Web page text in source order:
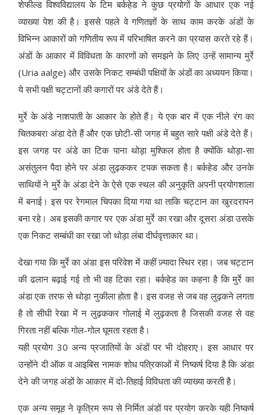
शेफील्ड विश्वविद्यालय के टिम बर्कहेड ने कुछ प्रयोगों के आधार एक नई
व्याख्या पेश की है। इससे पहले वे गणितज्ञों के साथ काम करके अंडों के
विभिन्न आकारों को गणितीय रूप में परिभाषित करने का प्रयास करते रहे हैं।
अंडों के आकार में विविधता के कारणों को समझने के लिए उन्हें सामान्य मुर्रे
(Uria aalge) और उसके निकट सम्बंधी पक्षियों के अंडों का अध्ययन किया।
ये सभी पक्षी चट्टानों की कगारों पर अंडे देते हैं।
मुर्रे के अंडे नाशपाती के आकार के होते हैं। ये एक बार में एक नीले रंग का
चितकबरा अंडा देते हैं और एक छोटी-सी जगह में बहुत सारे पक्षी अंडे देते हैं।
इस जगह पर अंडे का टिक पाना थोड़ा मुश्किल होता है क्योंकि थोड़ा-सा
असंतुलन पैदा होने पर अंडा लुढ़ककर टपक सकता है। बर्कहेड और उनके
साथियों ने मुर्रे के अंडा देने के ऐसे एक स्थल की अनुकृति अपनी प्रयोगशाला
में बनाई। इस पर रेगमाल चिपका दिया गया था ताकि चट्टान का खुरदरापन
बना रहे। अब इसकी कगार पर एक अंडा मुर्रे का रखा और दूसरा अंडा उसके
एक निकट सम्बंधी का रखा जो थोड़ा लंबा दीर्घवृत्ताकार था।
देखा गया कि मुर्रे का अंडा इस परिवेश में कहीं ज़्यादा स्थिर रहा। जब चट्टान
की ढलान बढ़ाई गई तो भी वह टिका रहा। बर्कहेड का कहना है कि मुर्रे का
अंडा एक तरफ से थोड़ा नुकीला होता है। इस वजह से जब वह लुढ़कने लगता
है तो सीधी रेखा में न लुढ़ककर गोलाई में लुढ़कता है जिसकी वजह से वह
गिरता नहीं बल्कि गोल-गोल घूमता रहता है।
यही प्रयोग 30 अन्य प्रजातियों के अंडों पर भी दोहराए। इस आधार पर
उन्होंने दी ऑक व आइबिस नामक शोध पत्रिकाओं में निष्कर्ष दिया है कि अंडा
देने की जगह अंडों के आकार में दो-तिहाई विविधता की व्याख्या करती है।
एक अन्य समूह ने कृत्रिम रूप से निर्मित अंडों पर प्रयोग करके यही निष्कर्ष